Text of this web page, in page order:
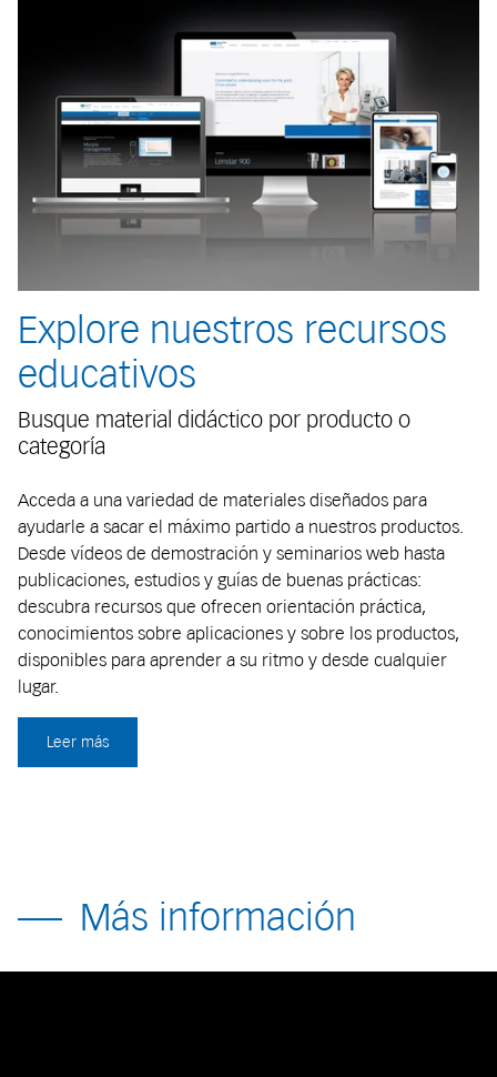
Explore nuestros recursos
educativos
Busque material didáctico por producto o
categoría
Acceda a una variedad de materiales diseñados para
ayudarle a sacar el máximo partido a nuestros productos.
Desde vídeos de demostración y seminarios web hasta
publicaciones, estudios y guías de buenas prácticas:
descubra recursos que ofrecen orientación práctica,
conocimientos sobre aplicaciones y sobre los productos,
disponibles para aprender a su ritmo y desde cualquier
lugar.
Leer más
Más información